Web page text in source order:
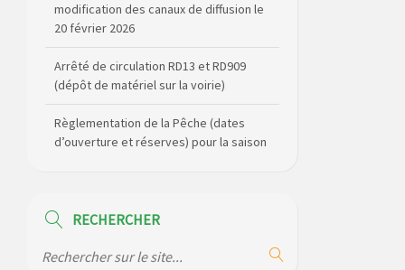
modification des canaux de diffusion le
20 février 2026
Arrêté de circulation RD13 et RD909
(dépôt de matériel sur la voirie)
Règlementation de la Pêche (dates
d’ouverture et réserves) pour la saison
Communauté Janvier à Juin
RECHERCHER